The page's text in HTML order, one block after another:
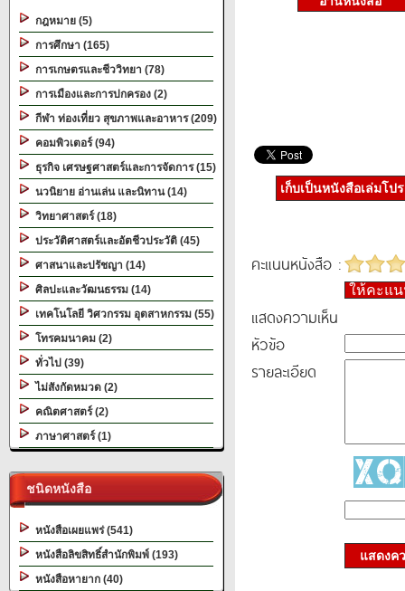
กฎหมาย (5)
การศึกษา (165)
การเกษตรและชีววิทยา (78)
การเมืองและการปกครอง (2)
กีฬา ท่องเที่ยว สุขภาพและอาหาร (209)
คอมพิวเตอร์ (94)
ธุรกิจ เศรษฐศาสตร์และการจัดการ (15)
นวนิยาย อ่านเล่น และนิทาน (14)
วิทยาศาสตร์ (18)
ประวัติศาสตร์และอัตชีวประวัติ (45)
ศาสนาและปรัชญา (14)
ศิลปะและวัฒนธรรม (14)
เทคโนโลยี วิศวกรรม อุตสาหกรรม (55)
โทรคมนาคม (2)
ทั่วไป (39)
ไม่สังกัดหมวด (2)
คณิตศาสตร์ (2)
ภาษาศาสตร์ (1)
ชนิดหนังสือ
หนังสือเผยแพร่ (541)
หนังสือลิขสิทธิ์สำนักพิมพ์ (193)
หนังสือหายาก (40)
เก็บเป็นหนังสือเล่มโป
คะแนนหนังสือ :
ให้คะแ
แสดงความเห็น
หัวข้อ
รายละเอียด
แสดงค